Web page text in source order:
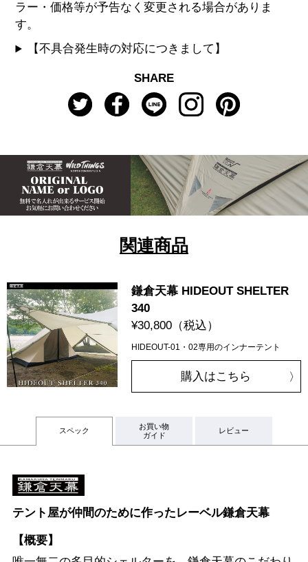
ラー・価格等が予告なく変更される場合がありま
す。
【不具合発生時の対応につきまして】
SHARE
関連商品
鎌倉天幕 HIDEOUT SHELTER
340
¥30,800（税込）
HIDEOUT-01・02専用のインナーテント
購入はこちら
スペック
お買い物
ガイド
レビュー
テント屋が仲間のために作ったレーベル鎌倉天幕
【概要】